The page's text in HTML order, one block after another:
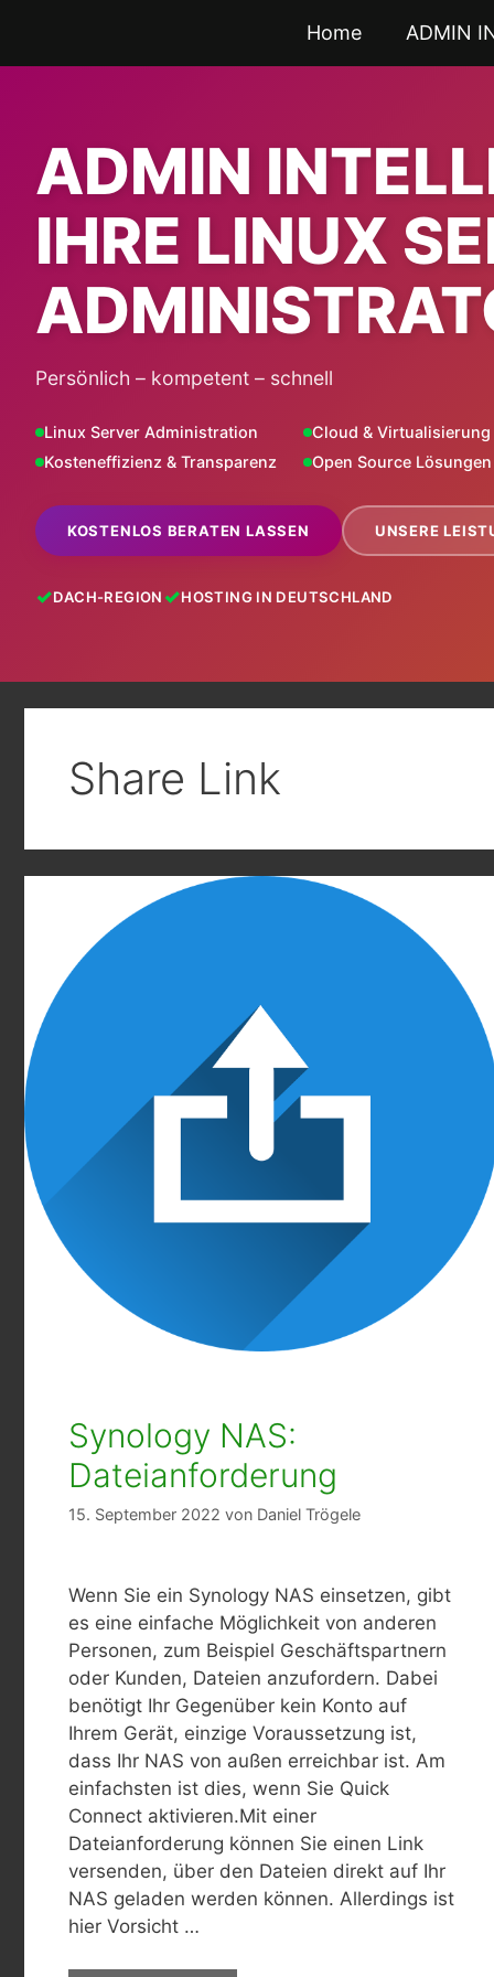
springen
Home ADMIN
ADMIN
IHRE LINUX
Persönlich – kompetent – schnell
Linux Server Administration Cloud & Virtualisierung
Kosteneffizienz & Transparenz
Open Source Lösungen
KOSTENLOS BERATEN LASSEN UNSERE
DACH-REGION HOSTING IN DEUTSCHLAND
Share Link
Synology NAS:
Dateianforderung
15. September 2022 von Daniel Trögele
Wenn Sie ein Synology NAS einsetzen, gibt
es eine einfache Möglichkeit von anderen
Personen, zum Beispiel Geschäftspartnern
oder Kunden, Dateien anzufordern. Dabei
benötigt Ihr Gegenüber kein Konto auf
Ihrem Gerät, einzige Voraussetzung ist,
dass Ihr NAS von außen erreichbar ist. Am
einfachsten ist dies, wenn Sie Quick
Connect aktivieren.Mit einer
Dateianforderung können Sie einen Link
versenden, über den Dateien direkt auf Ihr
NAS geladen werden können. Allerdings ist
hier Vorsicht …